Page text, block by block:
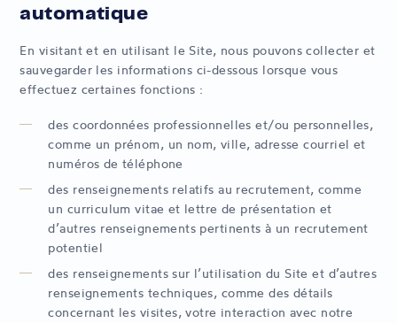
automatique
En visitant et en utilisant le Site, nous pouvons collecter et
sauvegarder les informations ci-dessous lorsque vous
effectuez certaines fonctions :
des coordonnées professionnelles et/ou personnelles,
comme un prénom, un nom, ville, adresse courriel et
numéros de téléphone
des renseignements relatifs au recrutement, comme
un curriculum vitae et lettre de présentation et
d’autres renseignements pertinents à un recrutement
potentiel
des renseignements sur l’utilisation du Site et d’autres
renseignements techniques, comme des détails
concernant les visites, votre interaction avec notre